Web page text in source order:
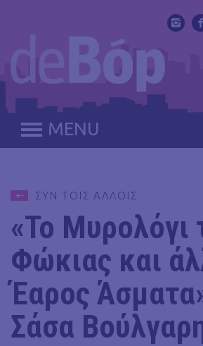
MENU
ΣΥΝ ΤΟΙΣ ΑΛΛΟΙΣ
«Το Μυρολόγι
Φώκιας και
Έαρος
Σάσα